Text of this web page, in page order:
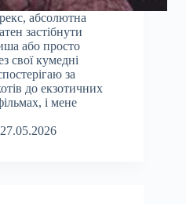
абсолютна
застібнути
або просто
свої кумедні
за
до екзотичних
і мене
27.05.2026